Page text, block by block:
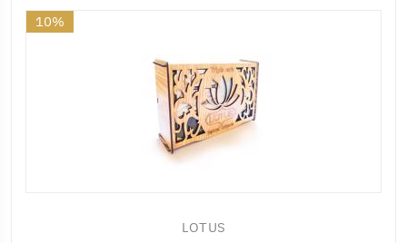
10%
LOTUS